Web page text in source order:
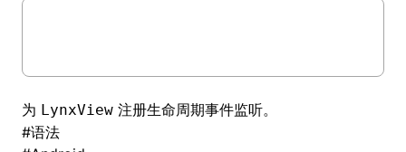
为 LynxView 注册生命周期事件监听。
#语法